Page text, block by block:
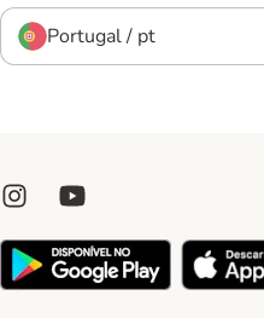
Portugal / pt